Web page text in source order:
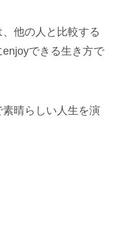
他の人と比較する
できる生き方で
晴らしい人生を演